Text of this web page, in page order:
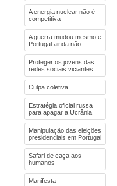
A energia nuclear não é
competitiva
A guerra mudou mesmo e
Portugal ainda não
Proteger os jovens das
redes sociais viciantes
Culpa coletiva
Estratégia oficial russa
para apagar a Ucrânia
Manipulação das eleições
presidenciais em Portugal
Safari de caça aos
humanos
Manifesta